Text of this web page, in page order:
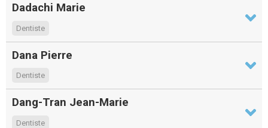
Dadachi Marie
Dentiste
Dana Pierre
Dentiste
Dang-Tran Jean-Marie
Dentiste